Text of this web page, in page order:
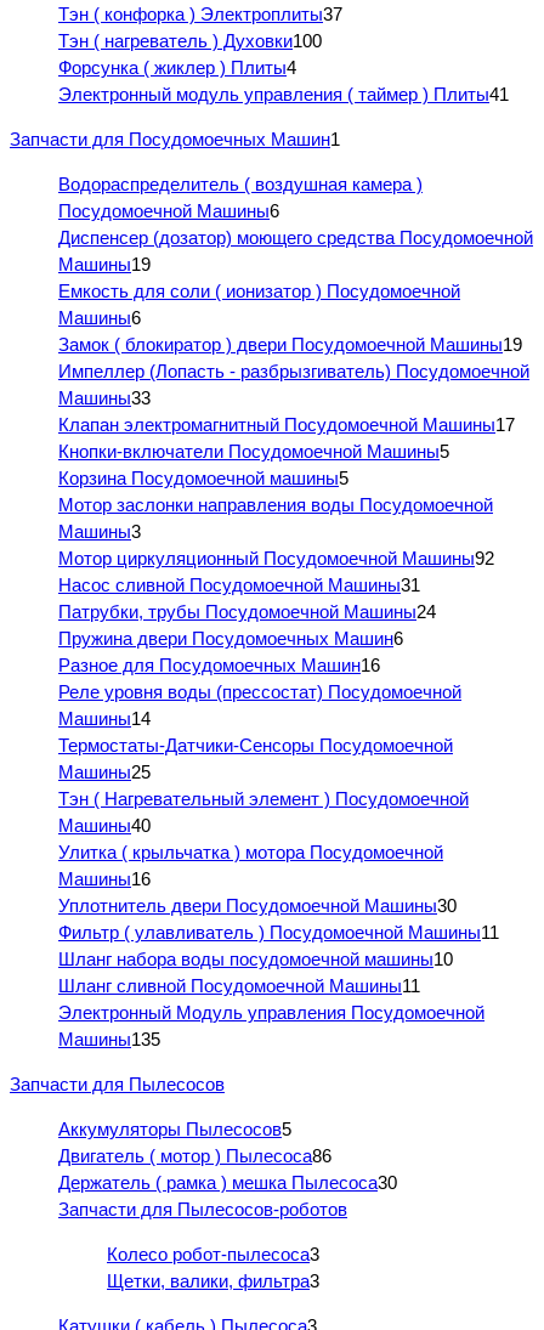
Тэн ( конфорка ) Электроплиты37
Тэн ( нагреватель ) Духовки100
Форсунка ( жиклер ) Плиты4
Электронный модуль управления ( таймер ) Плиты41
Запчасти для Посудомоечных Машин1
Водораспределитель ( воздушная камера )
Посудомоечной Машины6
Диспенсер (дозатор) моющего средства Посудомоечной
Машины19
Емкость для соли ( ионизатор ) Посудомоечной
Машины6
Замок ( блокиратор ) двери Посудомоечной Машины19
Импеллер (Лопасть - разбрызгиватель) Посудомоечной
Машины33
Клапан электромагнитный Посудомоечной Машины17
Кнопки-включатели Посудомоечной Машины5
Корзина Посудомоечной машины5
Мотор заслонки направления воды Посудомоечной
Машины3
Мотор циркуляционный Посудомоечной Машины92
Насос сливной Посудомоечной Машины31
Патрубки, трубы Посудомоечной Машины24
Пружина двери Посудомоечных Машин6
Разное для Посудомоечных Машин16
Реле уровня воды (прессостат) Посудомоечной
Машины14
Термостаты-Датчики-Сенсоры Посудомоечной
Машины25
Тэн ( Нагревательный элемент ) Посудомоечной
Машины40
Улитка ( крыльчатка ) мотора Посудомоечной
Машины16
Уплотнитель двери Посудомоечной Машины30
Фильтр ( улавливатель ) Посудомоечной Машины11
Шланг набора воды посудомоечной машины10
Шланг сливной Посудомоечной Машины11
Электронный Модуль управления Посудомоечной
Машины135
Запчасти для Пылесосов
Аккумуляторы Пылесосов5
Двигатель ( мотор ) Пылесоса86
Держатель ( рамка ) мешка Пылесоса30
Запчасти для Пылесосов-роботов
Колесо робот-пылесоса3
Щетки, валики, фильтра3